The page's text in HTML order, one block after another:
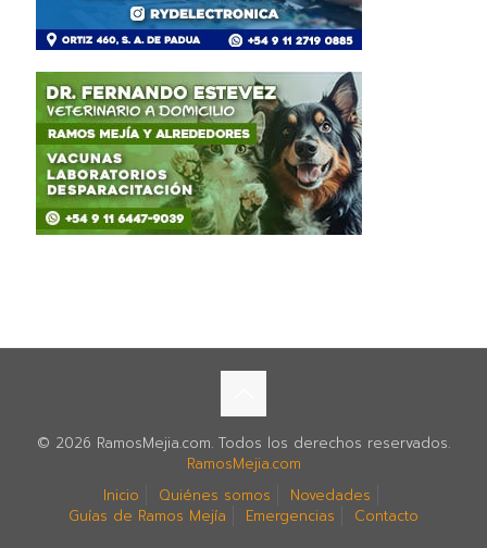
© 2026 RamosMejia.com. Todos los derechos reservados.
RamosMejia.com
Inicio
Quiénes somos
Novedades
Guías de Ramos Mejía
Emergencias Contacto